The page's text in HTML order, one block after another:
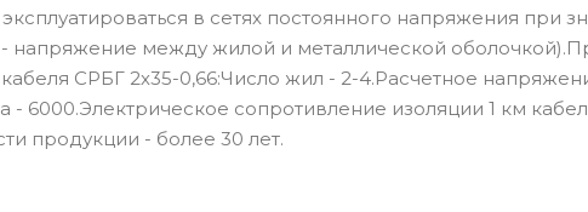
в сетях постоянного напряжения при
напряжение между жилой и металлической
СРБГ 2х35-0,66:Число жил - 2-4.Расчетное
- 6000.Электрическое сопротивление изоляции 1 км
продукции - более 30 лет.